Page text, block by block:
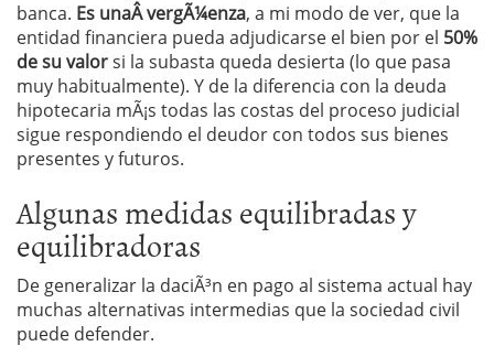
banca. Es unaÂ vergÃ¼enza, a mi modo de ver, que la
entidad financiera pueda adjudicarse el bien por el 50%
de su valorsi la subasta queda desierta (lo que pasa
muy habitualmente). Y de la diferencia con la deuda
hipotecaria mÃ¡s todas las costas del proceso judicial
sigue respondiendo el deudor con todos sus bienes
presentes y futuros.
Algunas medidas equilibradas y
equilibradoras
De generalizar la daciÃ³n en pago al sistema actual hay
muchas alternativas intermedias que la sociedad civil
puede defender.